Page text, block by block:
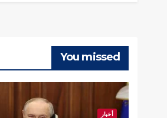
You missed
أخبار